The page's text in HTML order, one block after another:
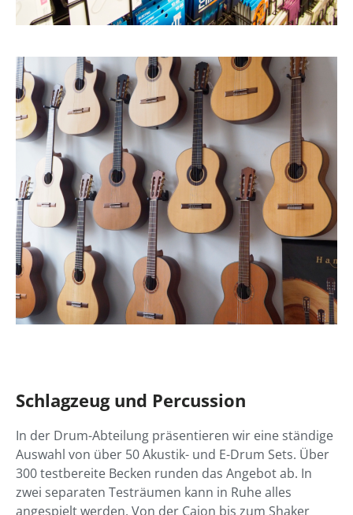
Schlagzeug und Percussion
In der Drum-Abteilung präsentieren wir eine ständige
Auswahl von über 50 Akustik- und E-Drum Sets. Über
300 testbereite Becken runden das Angebot ab. In
zwei separaten Testräumen kann in Ruhe alles
angespielt werden. Von der Cajon bis zum Shaker